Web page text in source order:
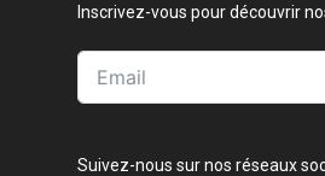
Inscrivez-vous pour découvrir
Suivez-nous sur nos réseaux